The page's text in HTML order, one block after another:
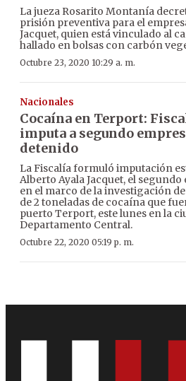
La jueza Rosarito Montanía
prisión preventiva para el
Jacquet, quien está vinculado al
hallado en bolsas con carbón
Octubre 23, 2020 10:29 a. m.
Nacionales
Cocaína en Terport:
imputa a segundo
detenido
La Fiscalía formuló imputación
Alberto Ayala Jacquet, el
en el marco de la investigación
de 2 toneladas de cocaína que
puerto Terport, este lunes en la
Departamento Central.
Octubre 22, 2020 05:19 p. m.